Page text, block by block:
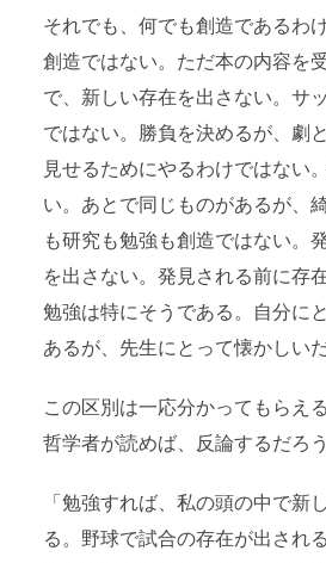
それでも、何でも創造であるわ
創造ではない。ただ本の内容を
で、新しい存在を出さない。サ
ではない。勝負を決めるが、劇
見せるためにやるわけではない
い。あとで同じものがあるが、
も研究も勉強も創造ではない。
を出さない。発見される前に存
勉強は特にそうである。自分に
あるが、先生にとって懐かしいだ
この区別は一応分かってもらえ
哲学者が読めば、反論するだろう
「勉強すれば、私の頭の中で新
る。野球で試合の存在が出され